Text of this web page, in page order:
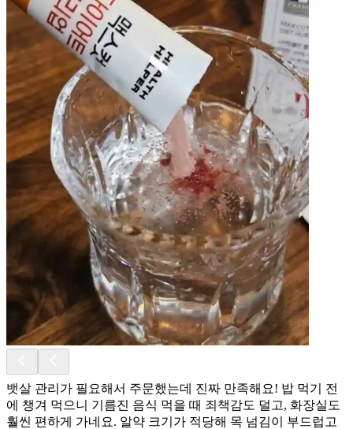
뱃살 관리가 필요해서 주문했는데 진짜 만족해요! 밥 먹기 전
에 챙겨 먹으니 기름진 음식 먹을 때 죄책감도 덜고, 화장실도
훨씬 편하게 가네요. 알약 크기가 적당해 목 넘김이 부드럽고